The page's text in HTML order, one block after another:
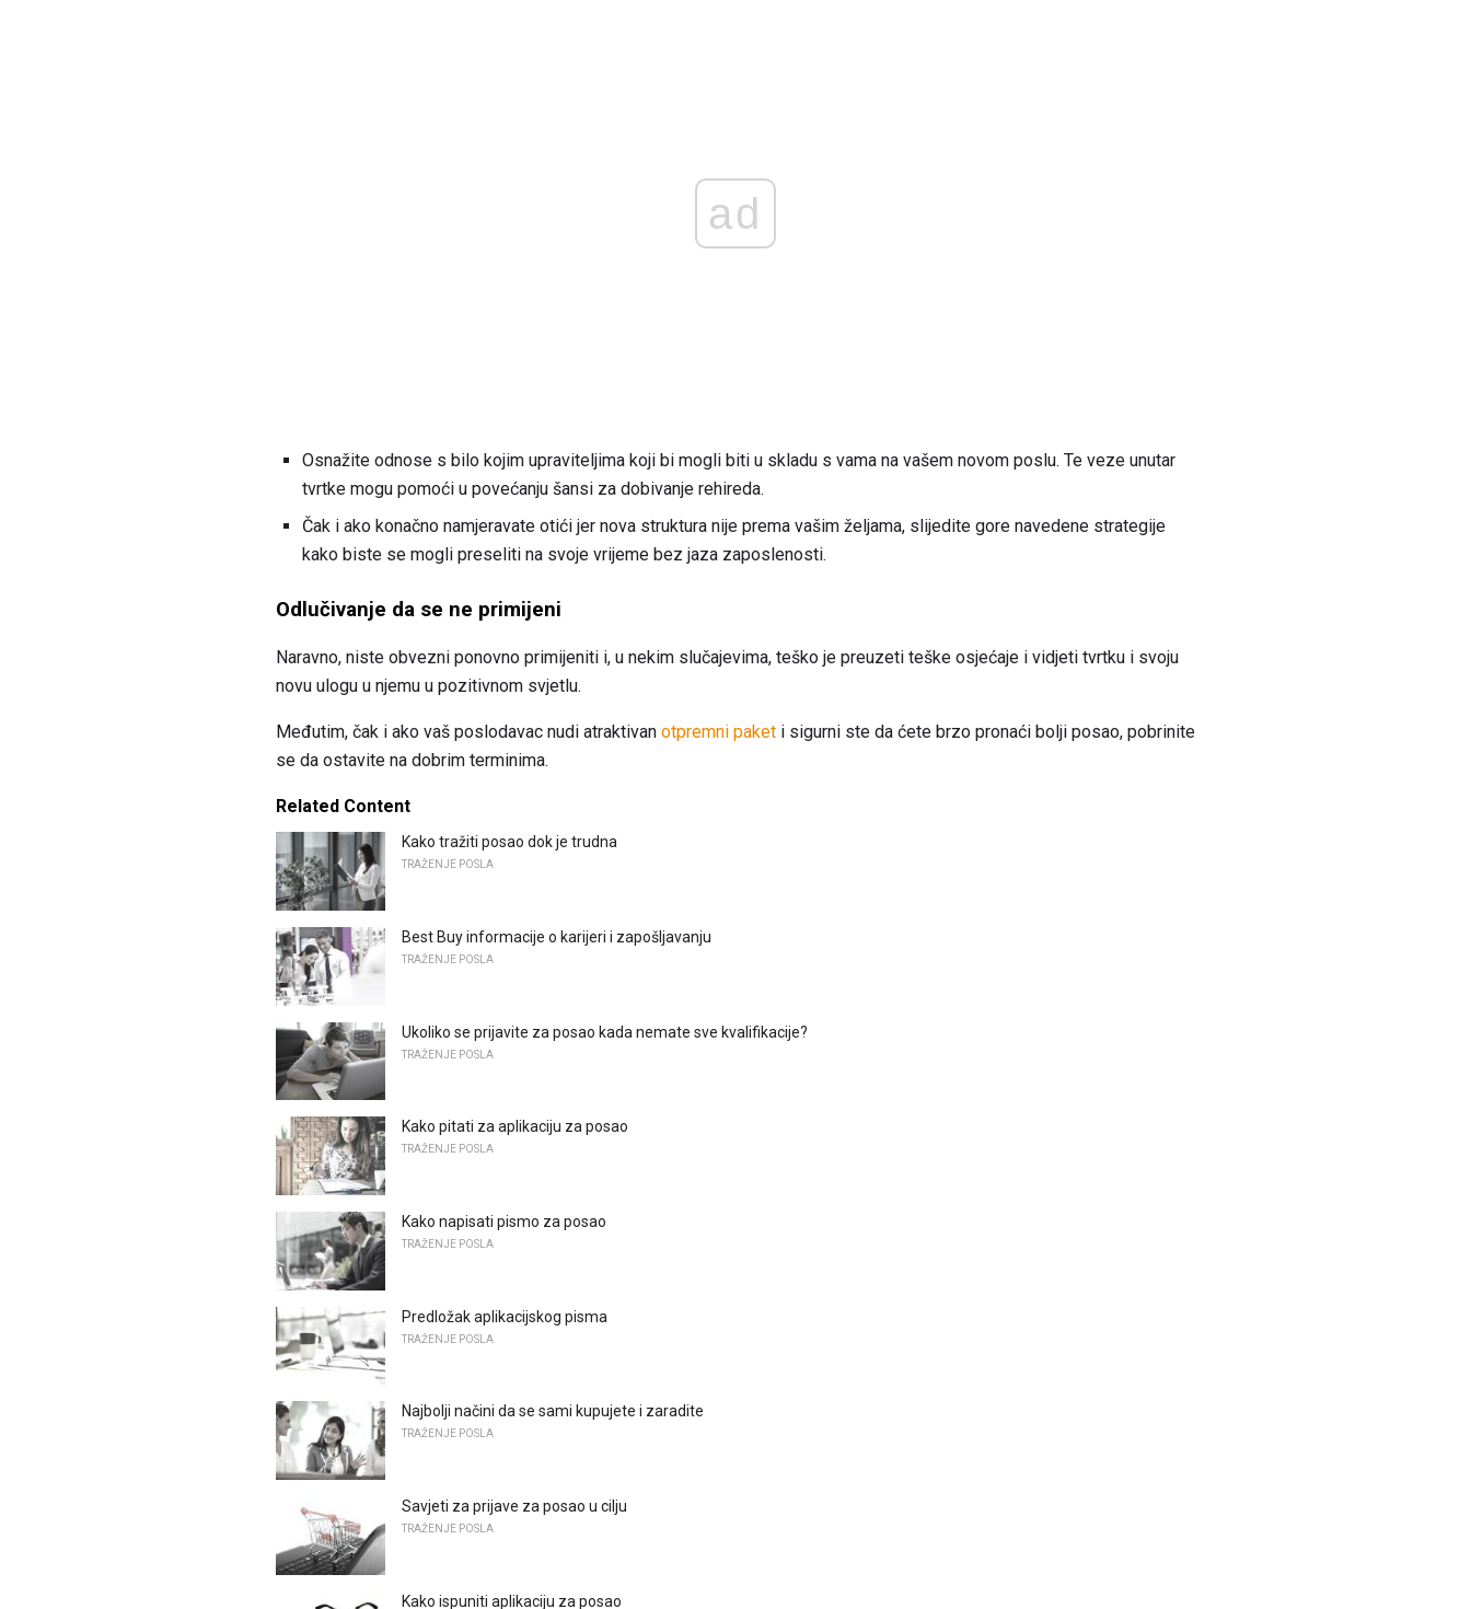
ad
Osnažite odnose s bilo kojim upraviteljima koji bi mogli biti u skladu s vama na vašem novom poslu. Te veze unutar
tvrtke mogu pomoći u povećanju šansi za dobivanje rehireda.
Čak i ako konačno namjeravate otići jer nova struktura nije prema vašim željama, slijedite gore navedene strategije
kako biste se mogli preseliti na svoje vrijeme bez jaza zaposlenosti.
Odlučivanje da se ne primijeni
Naravno, niste obvezni ponovno primijeniti i, u nekim slučajevima, teško je preuzeti teške osjećaje i vidjeti tvrtku i svoju
novu ulogu u njemu u pozitivnom svjetlu.
Međutim, čak i ako vaš poslodavac nudi atraktivan otpremni paket i sigurni ste da ćete brzo pronaći bolji posao, pobrinite
se da ostavite na dobrim terminima.
Related Content
Kako tražiti posao dok je trudna
TRAŽENJE POSLA
Best Buy informacije o karijeri i zapošljavanju
TRAŽENJE POSLA
Ukoliko se prijavite za posao kada nemate sve kvalifikacije?
TRAŽENJE POSLA
Kako pitati za aplikaciju za posao
TRAŽENJE POSLA
Kako napisati pismo za posao
TRAŽENJE POSLA
Predložak aplikacijskog pisma
TRAŽENJE POSLA
Najbolji načini da se sami kupujete i zaradite
TRAŽENJE POSLA
Savjeti za prijave za posao u cilju
TRAŽENJE POSLA
Kako ispuniti aplikaciju za posao